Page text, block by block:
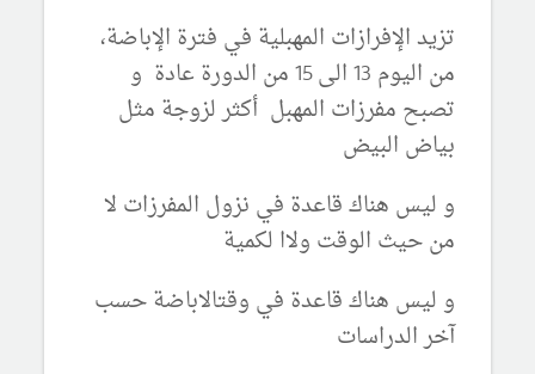
تزيد الإفرازات المهبلية في فترة الإباضة،
من اليوم 13 الى 15 من الدورة عادة و
تصبح مفرزات المهبل أكثر لزوجة مثل
بياض البيض
و ليس هناك قاعدة في نزول المفرزات لا
من حيث الوقت ولاا لكمية
و ليس هناك قاعدة في وقتالاباضة حسب
آخر الدراسات